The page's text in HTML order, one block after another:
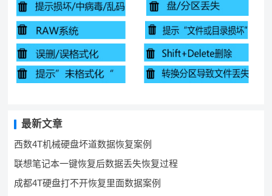
最新文章
西数4T机械硬盘坏道数据恢复案例
联想笔记本一键恢复后数据丢失恢复过程
成都4T硬盘打不开恢复里面数据案例